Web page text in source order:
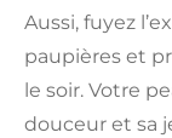
Aussi, fuyez
paupières et
le soir. Votre
douceur et sa